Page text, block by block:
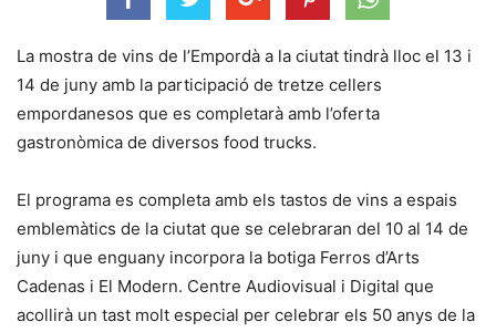
La mostra de vins de l’Empordà a la ciutat tindrà lloc el 13 i
14 de juny amb la participació de tretze cellers
empordanesos que es completarà amb l’oferta
gastronòmica de diversos food trucks.
El programa es completa amb els tastos de vins a espais
emblemàtics de la ciutat que se celebraran del 10 al 14 de
juny i que enguany incorpora la botiga Ferros d’Arts
Cadenas i El Modern. Centre Audiovisual i Digital que
acollirà un tast molt especial per celebrar els 50 anys de la